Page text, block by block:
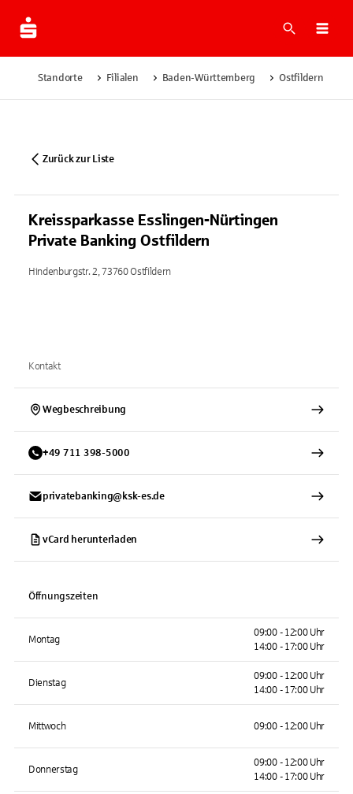
Suche
Standorte Filialen Baden-Württemberg Ostfildern
Zurück zur Liste
Kreissparkasse Esslingen-Nürtingen
Private Banking Ostfildern
Hindenburgstr. 2, 73760 Ostfildern
Kontakt
Wegbeschreibung
+49 711 398-5000
privatebanking@ksk-es.de
vCard herunterladen
Öffnungszeiten
Montag
09:00 - 12:00 Uhr
14:00 - 17:00 Uhr
Dienstag
09:00 - 12:00 Uhr
14:00 - 17:00 Uhr
Mittwoch 09:00 - 12:00 Uhr
Donnerstag
09:00 - 12:00 Uhr
14:00 - 17:00 Uhr